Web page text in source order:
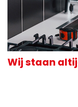
Wij staan